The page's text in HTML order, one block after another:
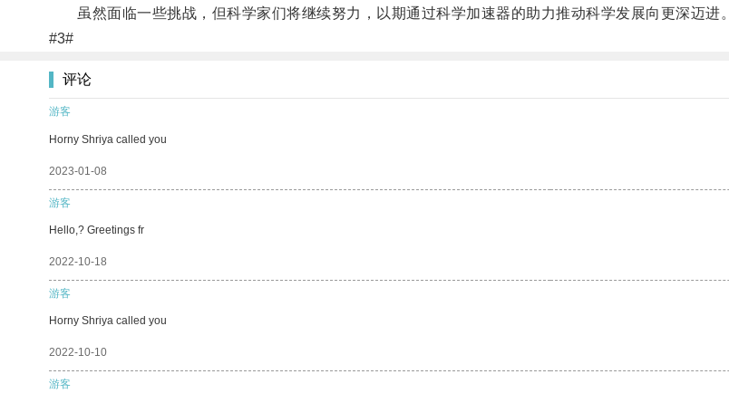
虽然面临一些挑战，但科学家们将继续努力，以期通过科学加速器的助力推动科学发展向更深迈进。
#3#
评论
游客
Horny Shriya called you
2023-01-08
游客
Hello,? Greetings fr
2022-10-18
游客
Horny Shriya called you
2022-10-10
游客